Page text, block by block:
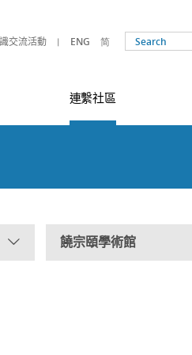
交流活動 ENG 简
連繫社區
饒宗頤學術館